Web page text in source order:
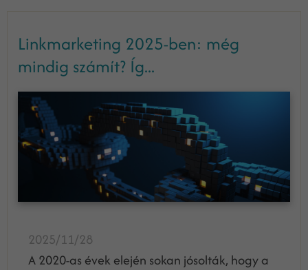
Linkmarketing 2025-ben: még
mindig számít? Íg...
2025/11/28
A 2020-as évek elején sokan jósolták, hogy a